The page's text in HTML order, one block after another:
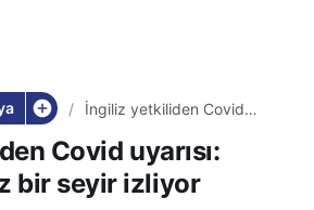
İngiliz yetkiliden Covid
seyir izliyor
Covid uyarısı:
bir seyir izliyor